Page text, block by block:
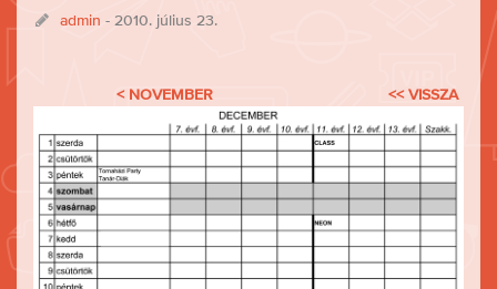
admin - 2010. július 23.
< NOVEMBER << VISSZA